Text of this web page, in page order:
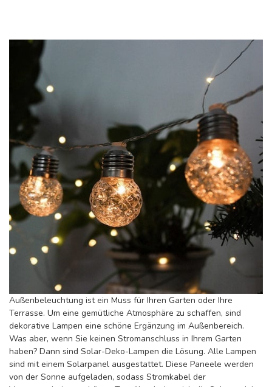
Außenbeleuchtung ist ein Muss für Ihren Garten oder Ihre
Terrasse. Um eine gemütliche Atmosphäre zu schaffen, sind
dekorative Lampen eine schöne Ergänzung im Außenbereich.
Was aber, wenn Sie keinen Stromanschluss in Ihrem Garten
haben? Dann sind Solar-Deko-Lampen die Lösung. Alle Lampen
sind mit einem Solarpanel ausgestattet. Diese Paneele werden
von der Sonne aufgeladen, sodass Stromkabel der